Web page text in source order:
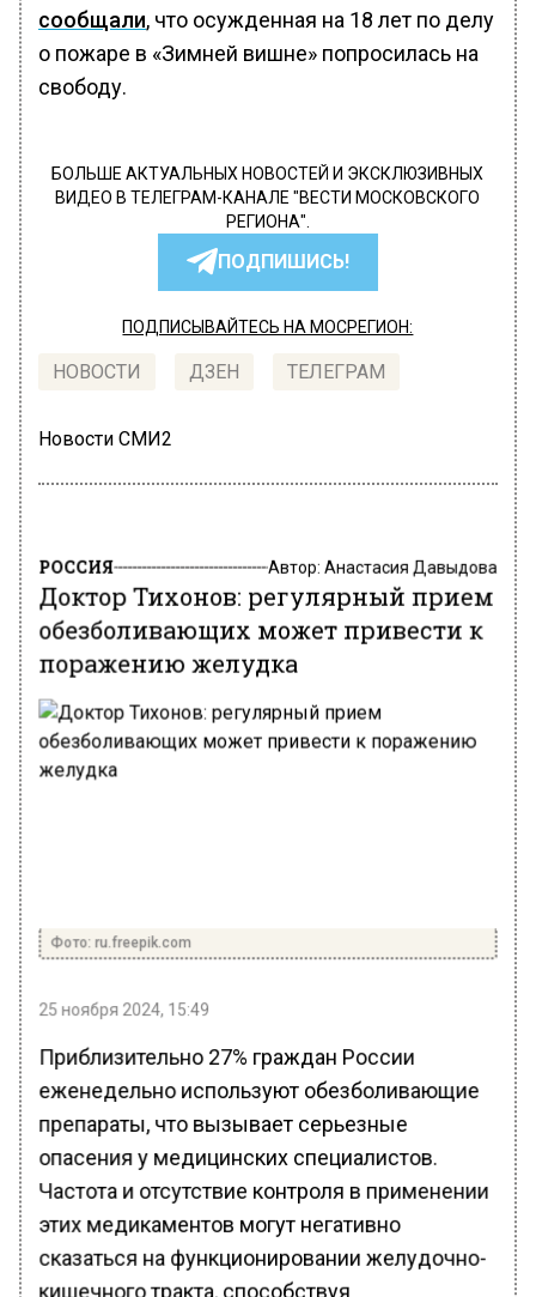
сообщали, что осужденная на 18 лет по делу
о пожаре в «Зимней вишне» попросилась на
свободу.
БОЛЬШЕ АКТУАЛЬНЫХ НОВОСТЕЙ И ЭКСКЛЮЗИВНЫХ
ВИДЕО В ТЕЛЕГРАМ-КАНАЛЕ "ВЕСТИ МОСКОВСКОГО
РЕГИОНА".
ПОДПИШИСЬ!
ПОДПИСЫВАЙТЕСЬ НА МОСРЕГИОН:
НОВОСТИ ДЗЕН ТЕЛЕГРАМ
Новости СМИ2
РОССИЯ Автор: Анастасия Давыдова
Доктор Тихонов: регулярный прием
обезболивающих может привести к
поражению желудка
Фото: ru.freepik.com
25 ноября 2024, 15:49
Приблизительно 27% граждан России
еженедельно используют обезболивающие
препараты, что вызывает серьезные
опасения у медицинских специалистов.
Частота и отсутствие контроля в применении
этих медикаментов могут негативно
сказаться на функционировании желудочно-
кишечного тракта, способствуя